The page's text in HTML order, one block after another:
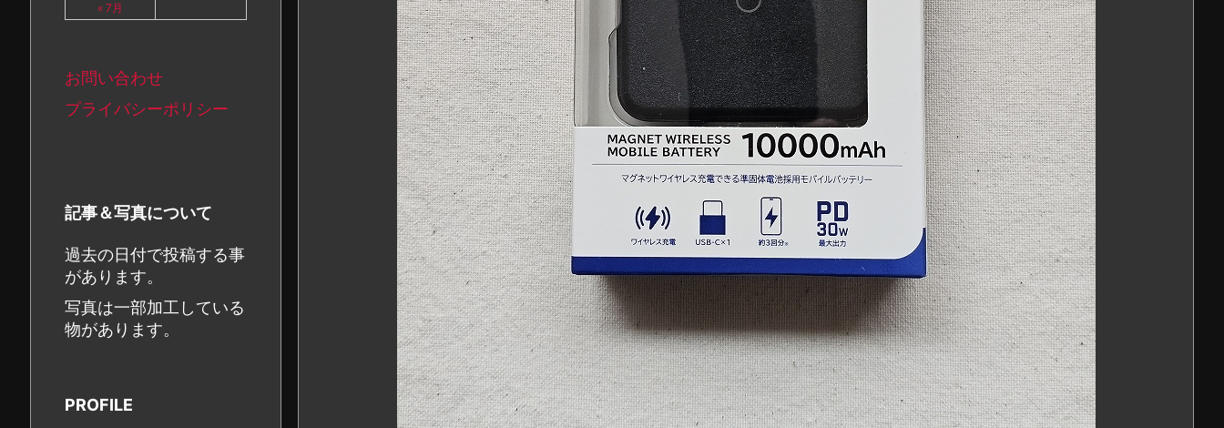
« 7月
お問い合わせ
プライバシーポリシー
記事＆写真について
過去の日付で投稿する事
があります。
写真は一部加工している
物があります。
PROFILE